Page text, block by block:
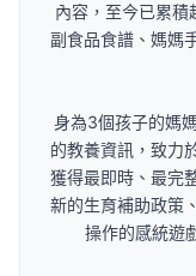
內容，至今已累積
副食品食譜、媽媽
身為3個孩子的媽
的教養資訊，致力
獲得最即時、最完
新的生育補助政策
操作的感統遊